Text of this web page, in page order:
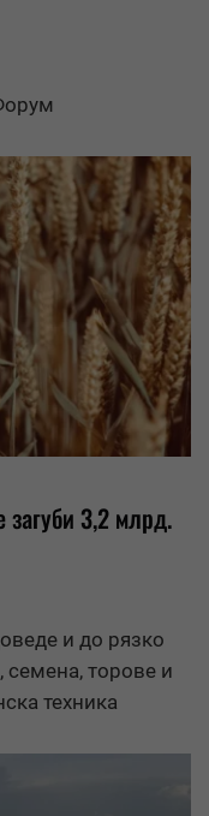
3,2 млрд.
и до рязко
семена, торове и
техника